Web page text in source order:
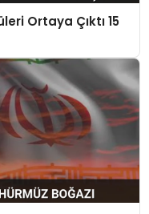
Ortaya Çıktı 15